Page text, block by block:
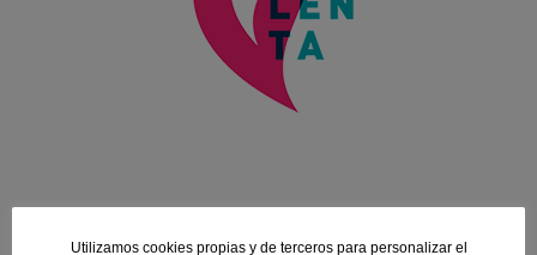
Utilizamos cookies propias y de terceros para personalizar el